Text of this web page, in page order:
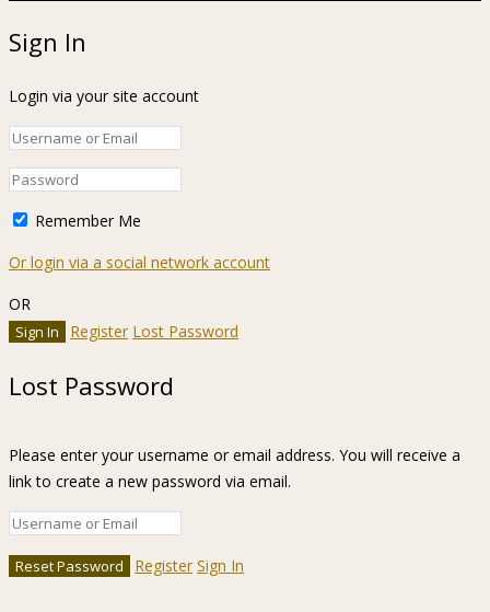
Sign In
Login via your site account
Remember Me
Or login via a social network account
OR
Register Lost Password
Lost Password
Please enter your username or email address. You will receive a
link to create a new password via email.
Register Sign In